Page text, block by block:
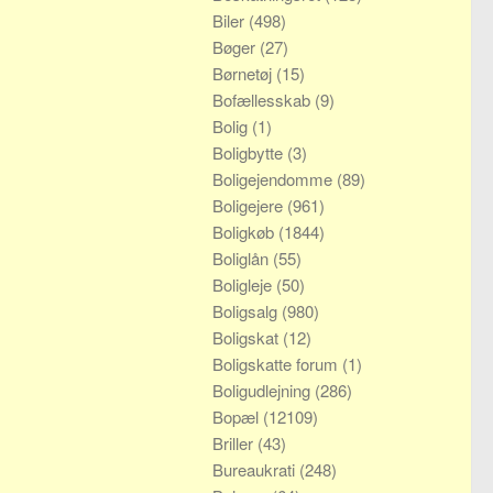
Biler (498)
Bøger (27)
Børnetøj (15)
Bofællesskab (9)
Bolig (1)
Boligbytte (3)
Boligejendomme (89)
Boligejere (961)
Boligkøb (1844)
Boliglån (55)
Boligleje (50)
Boligsalg (980)
Boligskat (12)
Boligskatte forum (1)
Boligudlejning (286)
Bopæl (12109)
Briller (43)
Bureaukrati (248)